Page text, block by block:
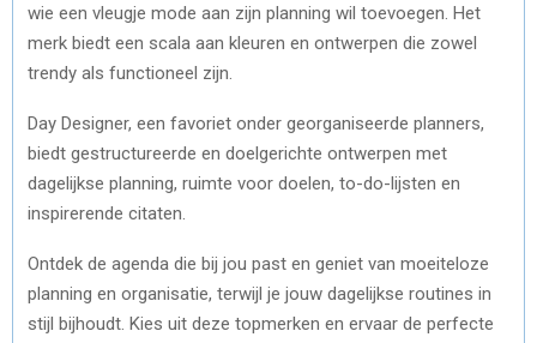
wie een vleugje mode aan zijn planning wil toevoegen. Het
merk biedt een scala aan kleuren en ontwerpen die zowel
trendy als functioneel zijn.
Day Designer, een favoriet onder georganiseerde planners,
biedt gestructureerde en doelgerichte ontwerpen met
dagelijkse planning, ruimte voor doelen, to-do-lijsten en
inspirerende citaten.
Ontdek de agenda die bij jou past en geniet van moeiteloze
planning en organisatie, terwijl je jouw dagelijkse routines in
stijl bijhoudt. Kies uit deze topmerken en ervaar de perfecte